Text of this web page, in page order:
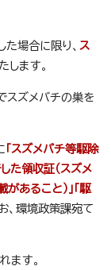
場合に限り、 ス
します。
スズメバチの巣を
「スズメバチ等駆除
た領収証（スズメ
あること）」「駆
、環境政策課宛て
ます。